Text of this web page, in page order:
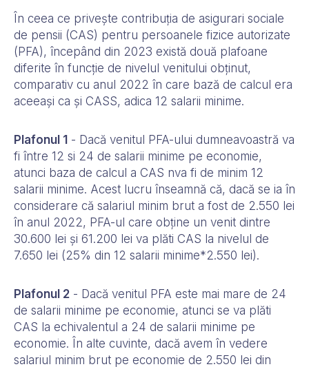
În ceea ce privește contribuția de asigurari sociale
de pensii (CAS) pentru persoanele fizice autorizate
(PFA), începând din 2023 există două plafoane
diferite în funcție de nivelul venitului obținut,
comparativ cu anul 2022 în care bază de calcul era
aceeași ca și CASS, adica 12 salarii minime.
Plafonul 1 - Dacă venitul PFA-ului dumneavoastră va
fi între 12 si 24 de salarii minime pe economie,
atunci baza de calcul a CAS nva fi de minim 12
salarii minime. Acest lucru înseamnă că, dacă se ia în
considerare că salariul minim brut a fost de 2.550 lei
în anul 2022, PFA-ul care obține un venit dintre
30.600 lei și 61.200 lei va plăti CAS la nivelul de
7.650 lei (25% din 12 salarii minime*2.550 lei).
Plafonul 2 - Dacă venitul PFA este mai mare de 24
de salarii minime pe economie, atunci se va plăti
CAS la echivalentul a 24 de salarii minime pe
economie. În alte cuvinte, dacă avem în vedere
salariul minim brut pe economie de 2.550 lei din